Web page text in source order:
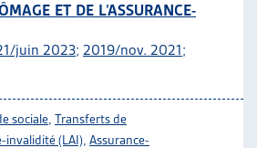
ET DE L’ASSURANCE-
juin 2023; 2019/nov. 2021;
sociale Transferts de
invalidité (LAI) Assurance-